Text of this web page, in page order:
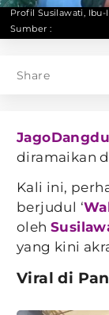
Profil Susilawati,
Sumber :
Share
diramaikan
Kali ini,
berjudul ‘
oleh
yang kini
Viral di